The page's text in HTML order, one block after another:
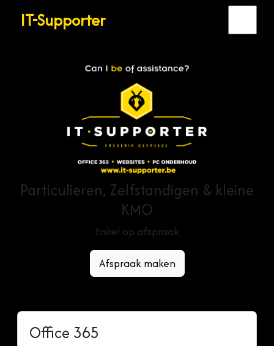
IT-Supporter
Particulieren, Zelfstandigen & kleine
KMO
Enkel op afspraak
Afspraak maken
Office 365